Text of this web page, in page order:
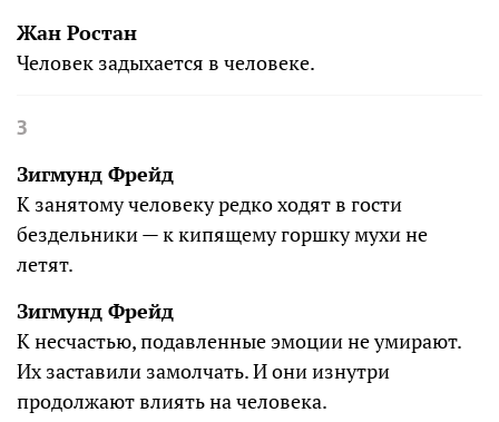
Жан Ростан
Человек задыхается в человеке.
З
Зигмунд Фрейд
К занятому человеку редко ходят в гости
бездельники — к кипящему горшку мухи не
летят.
Зигмунд Фрейд
К несчастью, подавленные эмоции не умирают.
Их заставили замолчать. И они изнутри
продолжают влиять на человека.